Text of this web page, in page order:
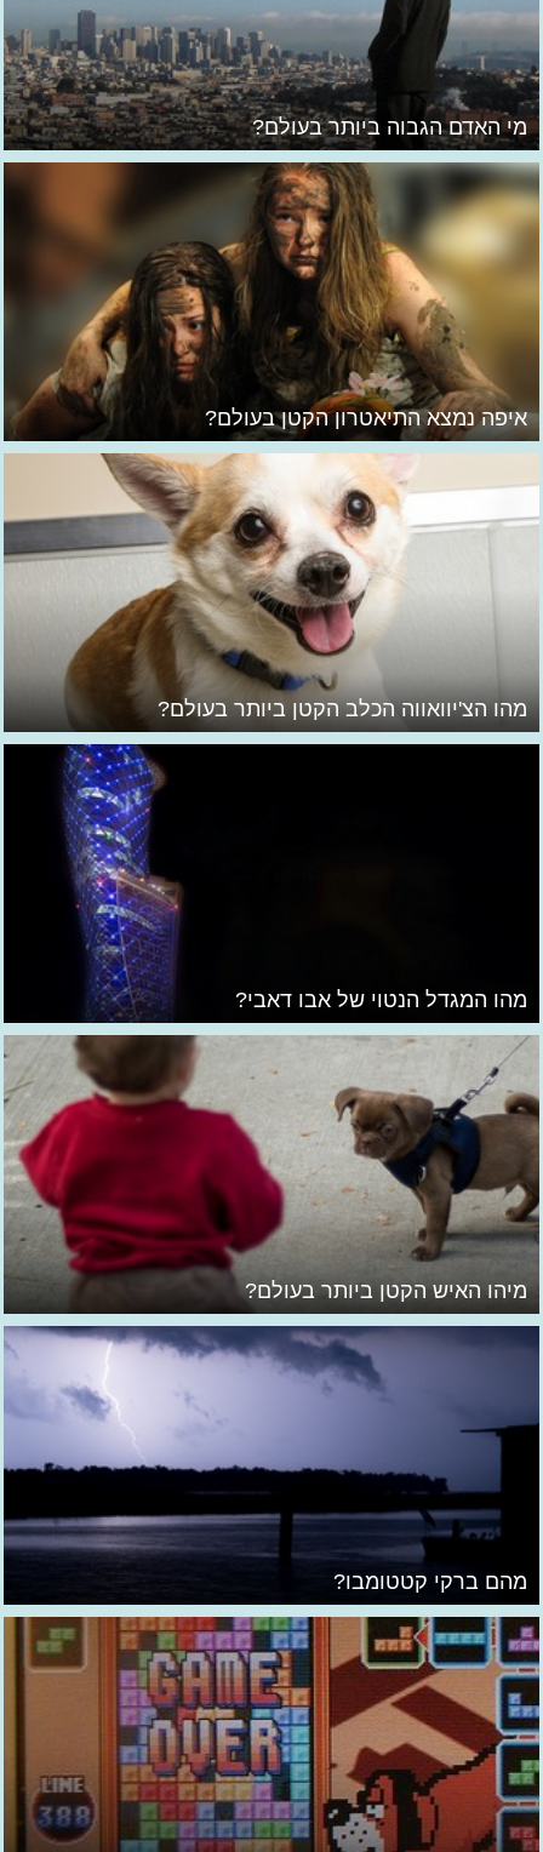
מי האדם הגבוה ביותר בעולם?
איפה נמצא התיאטרון הקטן בעולם?
מהו הצ'יוואווה הכלב הקטן ביותר בעולם?
מהו המגדל הנטוי של אבו דאבי?
מיהו האיש הקטן ביותר בעולם?
מהם ברקי קטטומבו?